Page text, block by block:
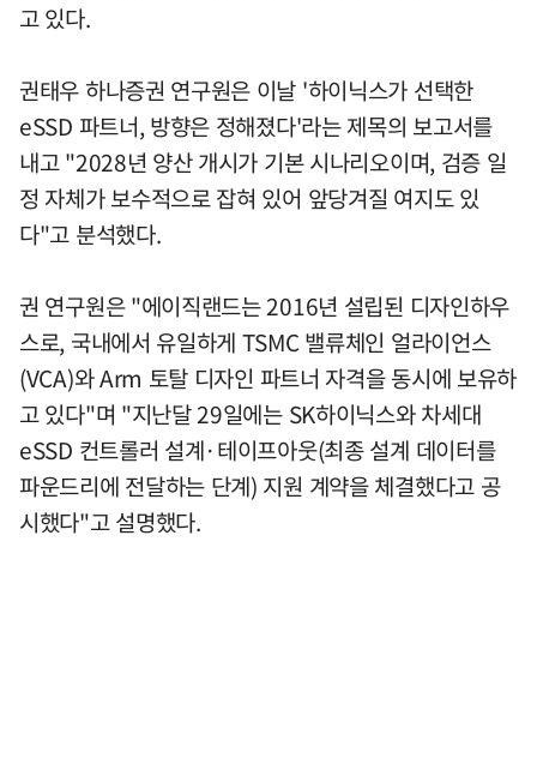
고 있다.
권태우 하나증권 연구원은 이날 '하이닉스가 선택한
eSSD 파트너, 방향은 정해졌다'라는 제목의 보고서를
내고 "2028년 양산 개시가 기본 시나리오이며, 검증 일
정 자체가 보수적으로 잡혀 있어 앞당겨질 여지도 있
다"고 분석했다.
권 연구원은 "에이직랜드는 2016년 설립된 디자인하우
스로, 국내에서 유일하게 TSMC 밸류체인 얼라이언스
(VCA)와 Arm 토탈 디자인 파트너 자격을 동시에 보유하
고 있다"며 "지난달 29일에는 SK하이닉스와 차세대
eSSD 컨트롤러 설계·테이프아웃(최종 설계 데이터를
파운드리에 전달하는 단계) 지원 계약을 체결했다고 공
시했다"고 설명했다.